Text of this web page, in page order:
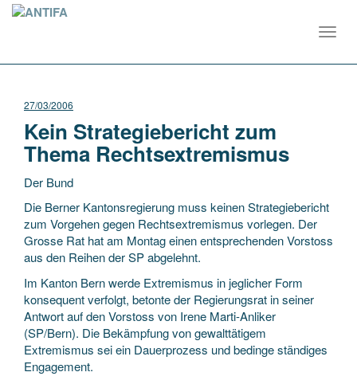
27/03/2006
Kein Strategiebericht zum
Thema Rechtsextremismus
Der Bund
Die Berner Kantonsregierung muss keinen Strategiebericht
zum Vorgehen gegen Rechtsextremismus vorlegen. Der
Grosse Rat hat am Montag einen entsprechenden Vorstoss
aus den Reihen der SP abgelehnt.
Im Kanton Bern werde Extremismus in jeglicher Form
konsequentverfolgt, betonte der Regierungsrat in seiner
Antwort auf den Vorstoss von Irene Marti-Anliker
(SP/Bern). Die Bekämpfung von gewalttätigem
Extremismus sei ein Dauerprozess und bedinge ständiges
Engagement.